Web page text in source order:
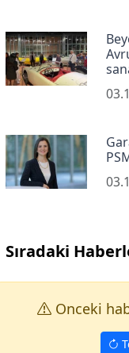
Sıradaki
Onceki